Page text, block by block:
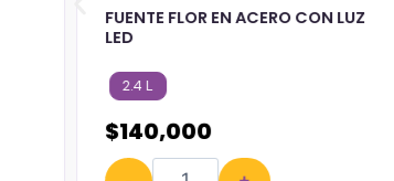
FUENTE FLOR EN ACERO CON LUZ
LED
2.4 L
140,000